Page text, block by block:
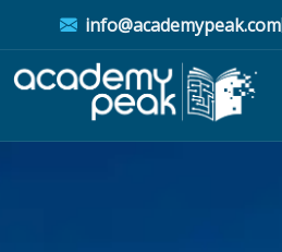
info@academypeak.com